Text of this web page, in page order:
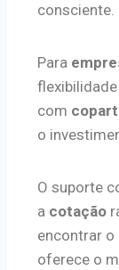
consciente.
Para
com
o
O suporte
a cotação
encontrar o
oferece o